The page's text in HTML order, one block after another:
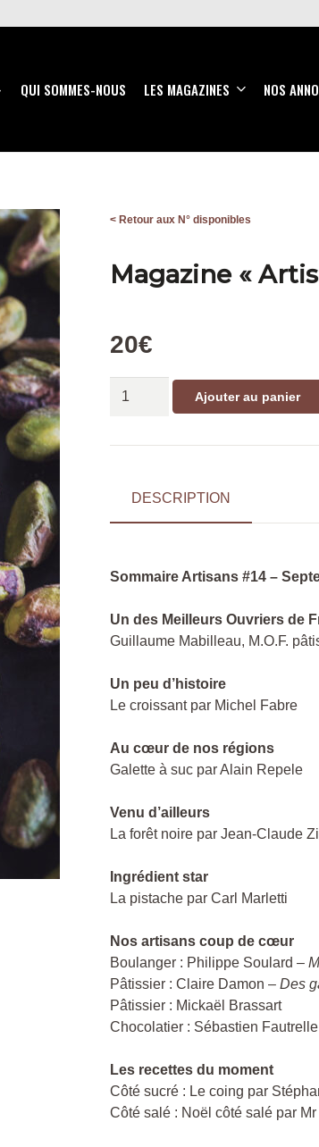
QUI SOMMES-NOUS LES MAGAZINES NOS
< Retour aux N° disponibles
Magazine «
20€
"Artisans"
Ajouter au panier
DESCRIPTION
Sommaire Artisans #14 –
Un des Meilleurs Ouvriers de
Guillaume Mabilleau, M.O.F.
Un peu d’histoire
Le croissant par Michel Fabre
Au cœur de nos régions
Galette à suc par Alain Repele
Venu d’ailleurs
La forêt noire par Jean-Claude
Ingrédient star
La pistache par Carl Marletti
Nos artisans coup de cœur
Boulanger : Philippe Soulard –
Pâtissier : Claire Damon – Des
Pâtissier : Mickaël Brassart
Chocolatier : Sébastien Fautrelle
Les recettes du moment
Côté sucré : Le coing par
Côté salé : Noël côté salé par